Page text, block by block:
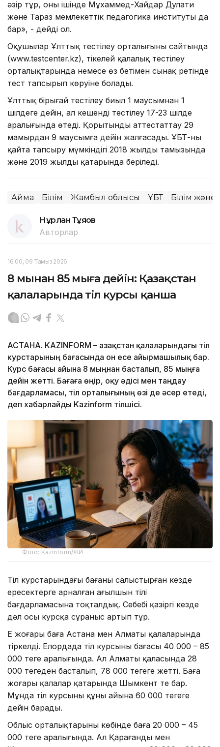
әзір тұр, оның ішінде Мұхаммед-Хайдар Дулати
және Тараз мемлекеттік педагогика институты да
бар», - дейді ол.
Оқушылар Ұлттық тестілеу орталығының сайтында
(www.testcenter.kz), тікелей қалалық тестілеу
орталықтарында немесе өз бетімен сынақ ретінде
тест тапсырып көруіне болады.
Ұлттық бірыңғай тестілеу биыл 1 маусымнан 1
шілдеге дейін, ал кешенді тестілеу 17-23 шілде
аралығында өтеді. Қорытынды аттестаттау 29
мамырдан 9 маусымға дейін жалғасады. ҰБТ-ны
қайта тапсыру мүмкіндігі 2018 жылдың тамызында
және 2019 жылдың қаңтарында беріледі.
Аймақ Білім Жамбыл облысы ҰБТ Білім
Нұрлан Тұяқов
Авторлар
16:00, 09 Тамыз 2026
8 мыңнан 85 мыңға дейін: Қазақстан
қалаларында тіл курсы қанша
АСТАНА. KAZINFORM – Қазақстан қалаларындағы тіл
курстарының бағасында он есе айырмашылық бар.
Курс бағасы айына 8 мыңнан басталып, 85 мыңға
дейін жетті. Бағаға өңір, оқу әдісі мен таңдау
бағдарламасы, тіл орталығының өзі де әсер етеді,
деп хабарлайды Kazinform тілшісі.
Фото: Kazinform/ЖИ
Тіл курстарындағы бағаны салыстырған кезде
ересектерге арналған ағылшын тілі
бағдарламасына тоқталдық. Себебі қазіргі кезде
дәл осы курсқа сұраныс артып тұр.
Ең жоғары баға Астана мен Алматы қалаларында
тіркелді. Елордада тіл курсының бағасы 40 000 – 85
000 теңге аралығында. Ал Алматы қаласында 28
000 теңгеден басталып, 78 000 теңгеге жетті. Баға
жоғары қалалар қатарында Шымкент те бар.
Мұнда тіл курсының құны айына 60 000 теңгеге
дейін барады.
Облыс орталықтарының көбінде баға 20 000 – 45
000 теңге аралығында. Ал Қарағанды мен